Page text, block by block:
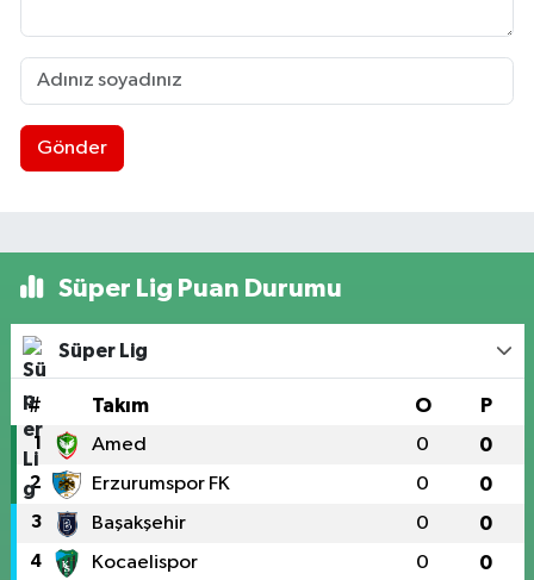
Gönder
Süper Lig Puan Durumu
Süper Lig
# Takım O P
1 Amed 0 0
2 Erzurumspor FK 0 0
3 Başakşehir 0 0
4 Kocaelispor 0 0